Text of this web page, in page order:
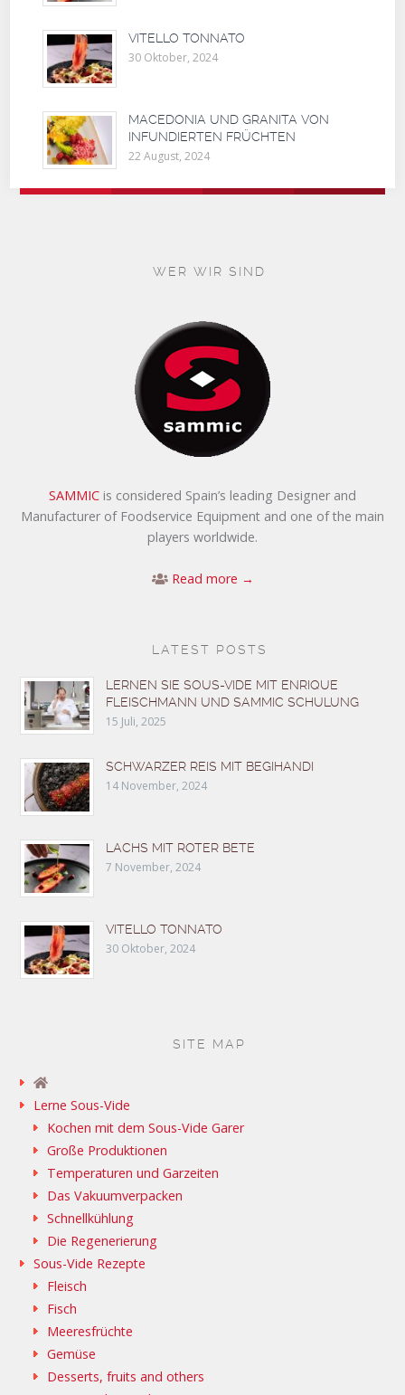
VITELLO TONNATO
30 Oktober, 2024
MACEDONIA UND GRANITA VON
INFUNDIERTEN FRÜCHTEN
22 August, 2024
WER WIR SIND
SAMMIC is considered Spain’s leading Designer and
Manufacturer of Foodservice Equipment and one of the main
players worldwide.
Read more →
LATEST POSTS
LERNEN SIE SOUS-VIDE MIT ENRIQUE
FLEISCHMANN UND SAMMIC SCHULUNG
15 Juli, 2025
SCHWARZER REIS MIT BEGIHANDI
14 November, 2024
LACHS MIT ROTER BETE
7 November, 2024
VITELLO TONNATO
30 Oktober, 2024
SITE MAP
Lerne Sous-Vide
Kochen mit dem Sous-Vide Garer
Große Produktionen
Temperaturen und Garzeiten
Das Vakuumverpacken
Schnellkühlung
Die Regenerierung
Sous-Vide Rezepte
Fleisch
Fisch
Meeresfrüchte
Gemüse
Desserts, fruits and others